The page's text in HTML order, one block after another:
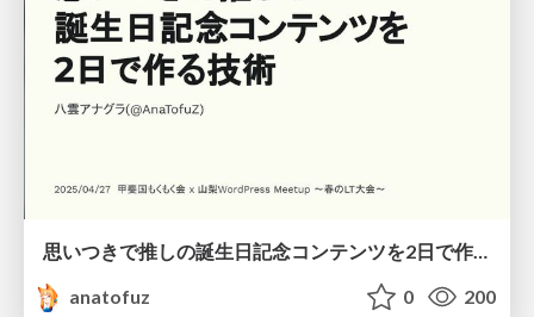
思いつきで推しの誕生日記念コンテンツを2日で作る技術
anatofuz
0 200